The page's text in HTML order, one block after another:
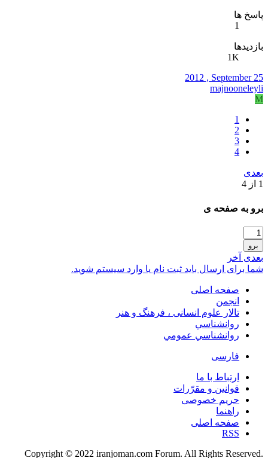
پاسخ ها
1
بازدیدها
1K
2012 , September 25
majnooneleyli
M
1
2
3
4
بعدی
1 از 4
برو به صفحه ی
برو
بعدی آخر
شما برای ارسال باید ثبت نام یا وارد سیستم شوید.
صفحه اصلی
انجمن
تالار علوم انسانی ، فرهنگ و هنر
روانشناسي
روانشناسي عمومي
فارسی
ارتباط با ما
قوانین و مقرّرات
حریم خصوصی
راهنما
صفحه اصلی
RSS
.Copyright © 2022 iranjoman.com Forum. All Rights Reserved